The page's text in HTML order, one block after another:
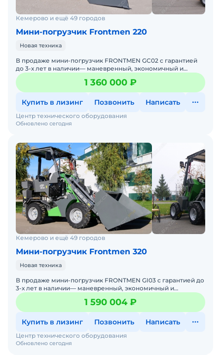
Кемерово и ещё 49 городов
Мини-погрузчик Frontmen 220
Новая техника
В продаже мини-погрузчик FRONTMEN GC02 с гарантией
до 3-х лет в наличии— маневренный, экономичный и
выносливый. Идеальный помощник для задач любой
сложности на
1 360 000 ₽
Купить в лизинг Позвонить Написать
Обновлено сегодня
Центр технического оборудования
Кемерово и ещё 49 городов
Мини-погрузчик Frontmen 320
Новая техника
В продаже мини-погрузчик FRONTMEN GI03 с гарантией до
3-х лет в наличии— маневренный, экономичный и
выносливый. Идеальный помощник для задач любой
сложности на
1 590 004 ₽
Купить в лизинг Позвонить Написать
Обновлено сегодня
Центр технического оборудования